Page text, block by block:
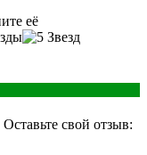
её
свой отзыв: